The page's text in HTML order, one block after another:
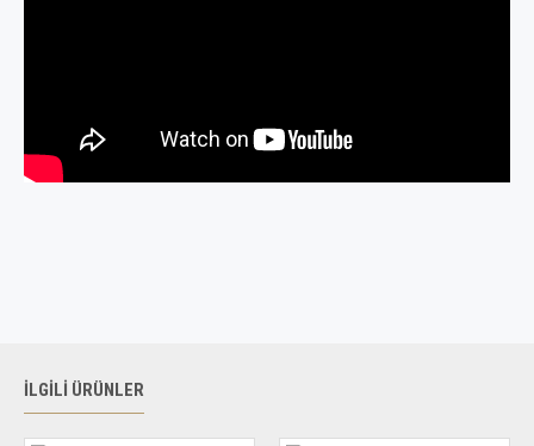
İLGILI ÜRÜNLER